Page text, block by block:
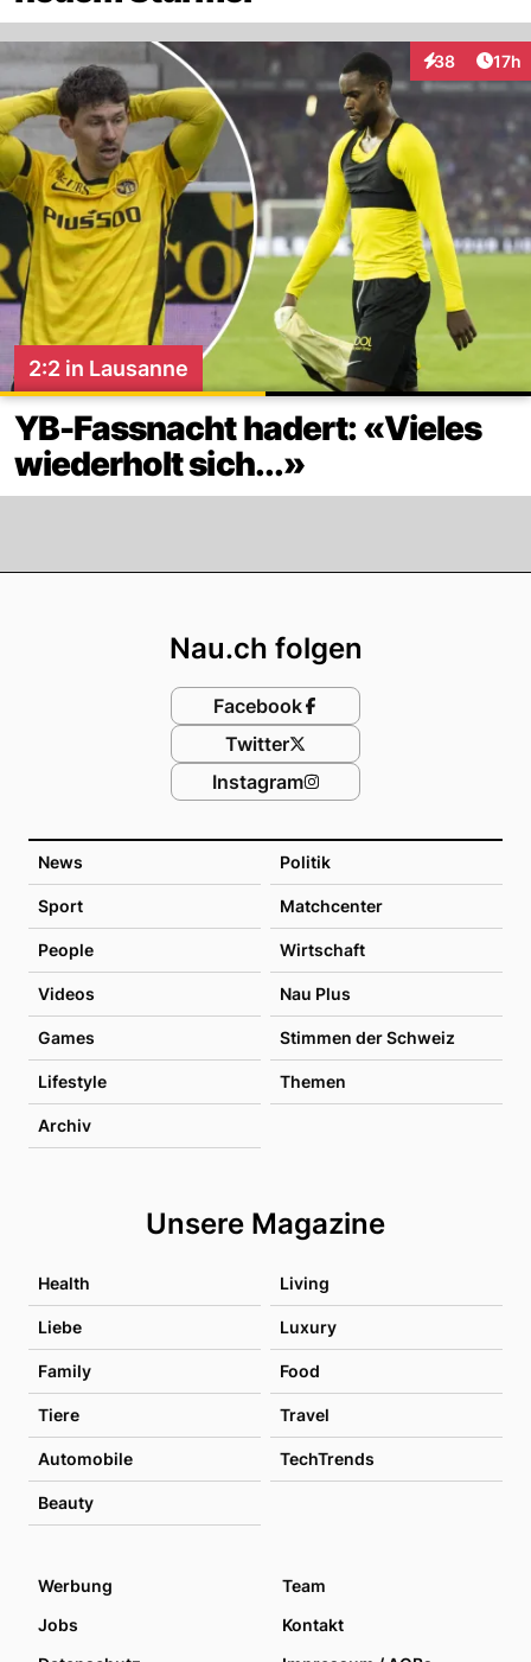
38
Interaktionen
17h
2:2 in Lausanne
YB-Fassnacht hadert: «Vieles
wiederholt sich...»
News Politik
Sport Matchcenter
People Wirtschaft
Videos Nau Plus
Games Stimmen der Schweiz
Lifestyle Themen
Archiv
Unsere Magazine
Health Living
Liebe Luxury
Family Food
Tiere Travel
Automobile TechTrends
Beauty
Nau.ch folgen
Facebook
Twitter
Instagram
Werbung
Team
Jobs
Kontakt